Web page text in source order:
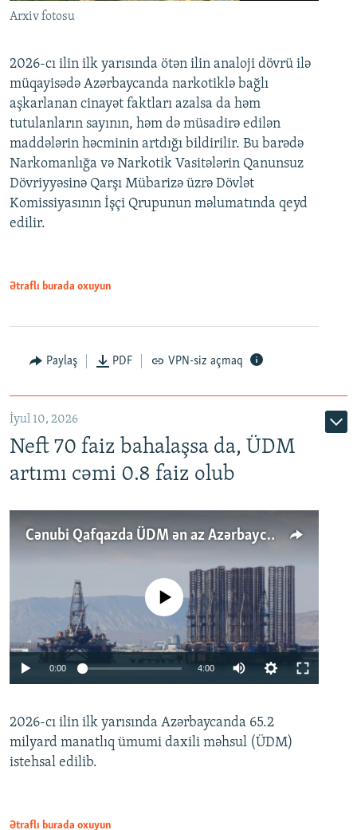
Arxiv fotosu
2026-cı ilin ilk yarısında ötən ilin analoji dövrü ilə
müqayisədə Azərbaycanda narkotiklə bağlı
aşkarlanan cinayət faktları azalsa da həm
tutulanların sayının, həm də müsadirə edilən
maddələrin həcminin artdığı bildirilir. Bu barədə
Narkomanlığa və Narkotik Vasitələrin Qanunsuz
Dövriyyəsinə Qarşı Mübarizə üzrə Dövlət
Komissiyasının İşçi Qrupunun məlumatında qeyd
edilir.
Ətraflı burada oxuyun
Paylaş PDF VPN-siz açmaq
İyul 10, 2026
Neft 70 faiz bahalaşsa da, ÜDM
artımı cəmi 0.8 faiz olub
Cənubi Qafqazda ÜDM ən az Azərbaycanda artır: Qonşuları niyə Bakını qabaqlaya bilir?
Auto 240p 360p 480p
No media source currently available
0:00 4:00
360p
480p
2026-cı ilin ilk yarısında Azərbaycanda 65.2
milyard manatlıq ümumi daxili məhsul (ÜDM)
istehsal edilib.
Ətraflı burada oxuyun